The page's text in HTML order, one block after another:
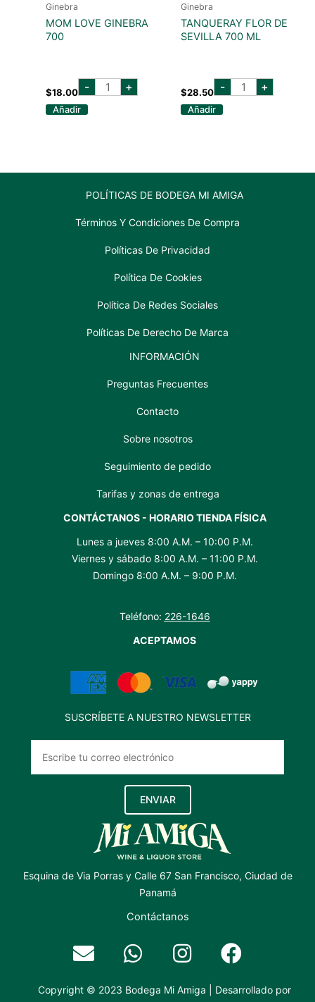
Ginebra
MOM LOVE GINEBRA
700
$18.00 - MOM
LOVE +
Añadir
Ginebra
TANQUERAY FLOR DE
SEVILLA 700 ML
$28.50 - tanqueray
flor +
Añadir
POLÍTICAS DE BODEGA MI AMIGA
Términos Y Condiciones De Compra
Políticas De Privacidad
Política De Cookies
Política De Redes Sociales
Políticas De Derecho De Marca
INFORMACIÓN
Preguntas Frecuentes
Contacto
Sobre nosotros
Seguimiento de pedido
Tarifas y zonas de entrega
CONTÁCTANOS - HORARIO TIENDA FÍSICA
Lunes a jueves 8:00 A.M. – 10:00 P.M.
Viernes y sábado 8:00 A.M. – 11:00 P.M.
Domingo 8:00 A.M. – 9:00 P.M.
Teléfono: 226-1646
ACEPTAMOS
SUSCRÍBETE A NUESTRO NEWSLETTER
ENVIAR
Esquina de Via Porras y Calle 67 San Francisco, Ciudad de
Panamá
Contáctanos
Copyright © 2023 Bodega Mi Amiga | Desarrollado por